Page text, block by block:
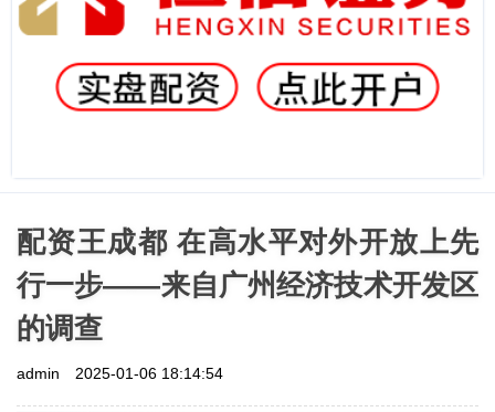
配资王成都 在高水平对外开放上先
行一步——来自广州经济技术开发区
的调查
admin 2025-01-06 18:14:54